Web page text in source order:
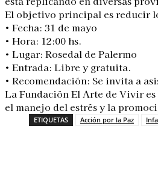
El objetivo principal es reducir
• Fecha: 31 de mayo
• Hora: 12:00 hs.
• Lugar: Rosedal de Palermo
• Entrada: Libre y gratuita.
• Recomendación: Se invita a
La Fundación El Arte de Vivir
el manejo del estrés y la
ETIQUETAS Acción por la Paz